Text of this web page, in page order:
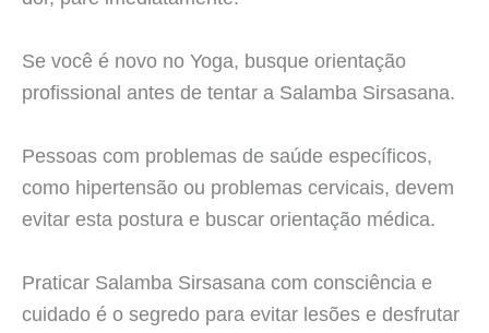
Se você é novo no Yoga, busque orientação
profissional antes de tentar a Salamba Sirsasana.
Pessoas com problemas de saúde específicos,
como hipertensão ou problemas cervicais, devem
evitar esta postura e buscar orientação médica.
Praticar Salamba Sirsasana com consciência e
cuidado é o segredo para evitar lesões e desfrutar